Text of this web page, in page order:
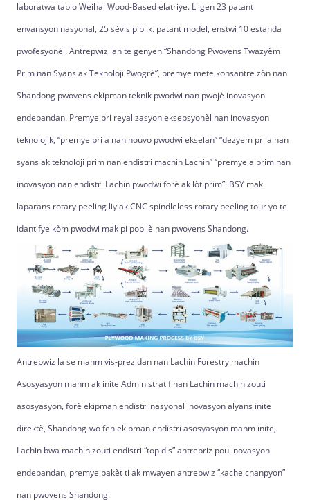
laboratwa tablo Weihai Wood-Based elatriye. Li gen 23 patant
envansyon nasyonal, 25 sèvis piblik. patant modèl, enstwi 10 estanda
pwofesyonèl. Antrepwiz lan te genyen “Shandong Pwovens Twazyèm
Prim nan Syans ak Teknoloji Pwogrè”, premye mete konsantre zòn nan
Shandong pwovens ekipman teknik pwodwi nan pwojè inovasyon
endepandan. Premye pri reyalizasyon eksepsyonèl nan inovasyon
teknolojik, “premye pri a nan nouvo pwodwi ekselan” “dezyem pri a nan
syans ak teknoloji prim nan endistri machin Lachin” “premye a prim nan
inovasyon nan endistri Lachin pwodwi forè ak lòt prim”. BSY mak
laparans rotary peeling liy ak CNC spindleless rotary peeling tour yo te
idantifye kòm pwodwi mak pi popilè nan pwovens Shandong.
Antrepwiz la se manm vis-prezidan nan Lachin Forestry machin
Asosyasyon manm ak inite Administratif nan Lachin machin zouti
asosyasyon, forè ekipman endistri nasyonal inovasyon alyans inite
direktè, Shandong-wo fen ekipman endistri asosyasyon manm inite,
Lachin bwa machin zouti endistri “top dis” antrepriz pou inovasyon
endepandan, premye pakèt ti ak mwayen antrepwiz “kache chanpyon”
nan pwovens Shandong.